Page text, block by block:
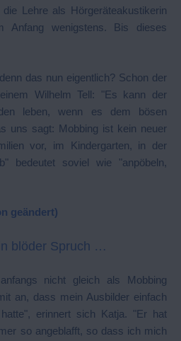
Lehre als Hörgeräteakustikerin
Anfang wenigstens. Bis dieses
das nun eigentlich? Schon der
Wilhelm Tell: "Es kann der
leben, wenn es dem bösen
uns sagt: Mobbing ist kein neuer
vor, im Kindergarten, in der
bedeutet soviel wie "anpöbeln,
geändert)
blöder Spruch …
nicht gleich als Mobbing
an, dass mein Ausbilder einfach
erinnert sich Katja. "Er hat
so angeblafft, so dass ich mich